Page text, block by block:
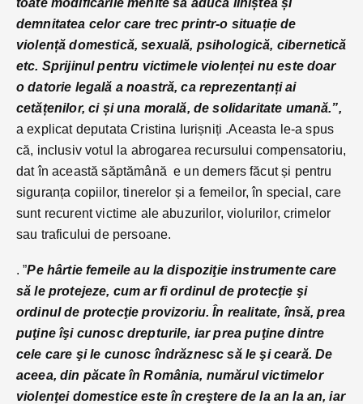
toate modificările menite să aducă liniștea și
demnitatea celor care trec printr-o situație de
violență domestică, sexuală, psihologică, cibernetică
etc. Sprijinul pentru victimele violenței nu este doar
o datorie legală a noastră, ca reprezentanți ai
cetățenilor, ci și una morală, de solidaritate umană.”,
a explicat deputata Cristina Iurișniți .Aceasta le-a spus
că, inclusiv votul la abrogarea recursului compensatoriu,
dat în această săptămână e un demers făcut și pentru
siguranța copiilor, tinerelor și a femeilor, în special, care
sunt recurent victime ale abuzurilor, violurilor, crimelor
sau traficului de persoane.
. ”Pe hârtie femeile au la dispoziţie instrumente care
să le protejeze, cum ar fi ordinul de protecţie şi
ordinul de protecţie provizoriu. În realitate, însă, prea
puţine îşi cunosc drepturile, iar prea puţine dintre
cele care şi le cunosc îndrăznesc să le şi ceară. De
aceea, din păcate în România, numărul victimelor
violenţei domestice este în creştere de la an la an, iar